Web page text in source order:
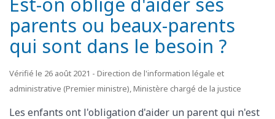
parents ou beaux-parents
qui sont dans le besoin ?
Vérifié le 26 août 2021 - Direction de l'information légale et
administrative (Premier ministre), Ministère chargé de la justice
Les enfants ont l'obligation d'aider un parent qui n'est